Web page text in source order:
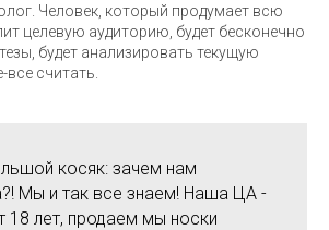
Человек, который продумает всю
целевую аудиторию, будет бесконечно
будет анализировать текущую
считать.
косяк: зачем нам
Мы и так все знаем! Наша ЦА -
18 лет, продаем мы носки